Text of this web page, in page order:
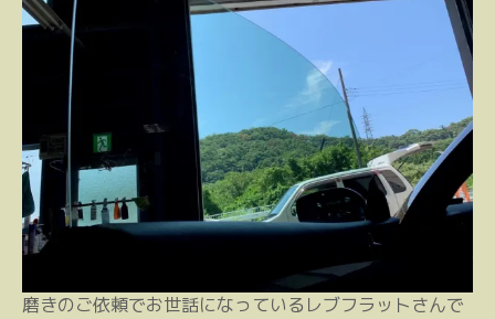
磨きのご依頼でお世話になっているレブフラットさんで